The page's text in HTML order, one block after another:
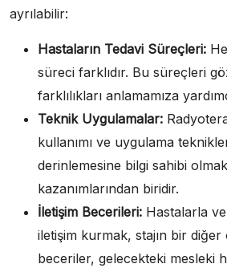
ayrılabilir:
Hastaların Tedavi Süreçleri:
süreci farklıdır. Bu süreçleri
farklılıkları anlamamıza
Teknik Uygulamalar:
kullanımı ve uygulama
derinlemesine bilgi sahibi
kazanımlarından biridir.
İletişim Becerileri: Hastalarla
iletişim kurmak, stajın bir
beceriler, gelecekteki mesleki